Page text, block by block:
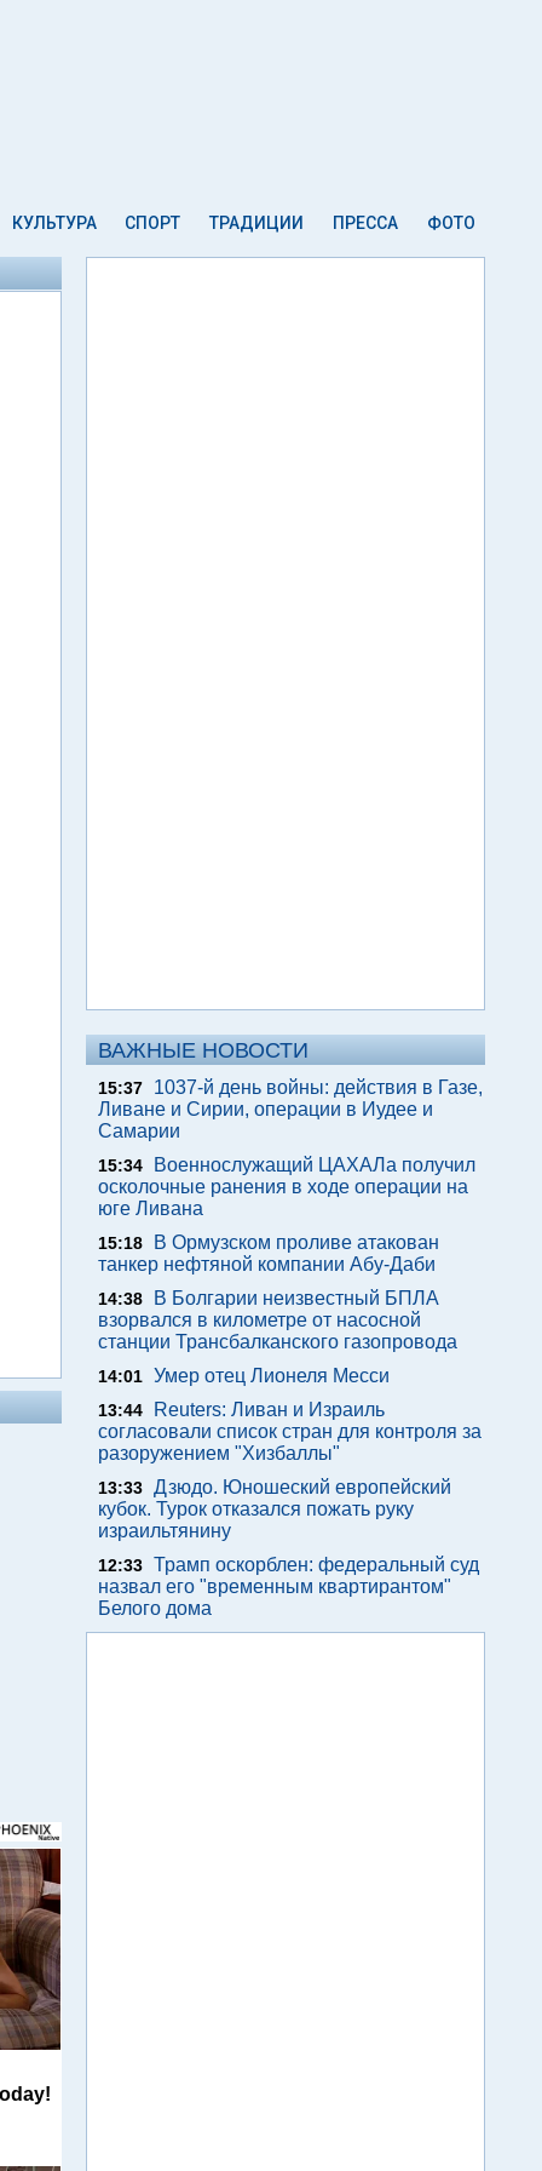
КУЛЬТУРА СПОРТ ТРАДИЦИИ ПРЕССА ФОТО
ВАЖНЫЕ НОВОСТИ
15:37
1037-й день войны: действия в Газе,
Ливане и Сирии, операции в Иудее и
Самарии
15:34
Военнослужащий ЦАХАЛа получил
осколочные ранения в ходе операции на
юге Ливана
15:18
В Ормузском проливе атакован
танкер нефтяной компании Абу-Даби
14:38
В Болгарии неизвестный БПЛА
взорвался в километре от насосной
станции Трансбалканского газопровода
14:01 Умер отец Лионеля Месси
13:44
Reuters: Ливан и Израиль
согласовали список стран для контроля за
разоружением "Хизбаллы"
13:33 Дзюдо. Юношеский европейский
кубок. Турок отказался пожать руку
израильтянину
12:33 Трамп оскорблен: федеральный суд
назвал его "временным квартирантом"
Белого дома